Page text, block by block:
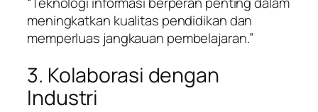
meningkatkan kualitas pendidikan dan
memperluas jangkauan pembelajaran.”
3. Kolaborasi dengan
Industri